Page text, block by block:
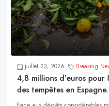
juillet 23, 2026 Breaking
4,8 millions d’euros
des tempêtes en Espagne.